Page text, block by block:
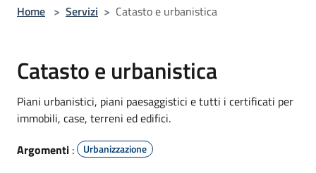
Home > Servizi > Catasto e urbanistica
Catasto e urbanistica
Piani urbanistici, piani paesaggistici e tutti i certificati per
immobili, case, terreni ed edifici.
Argomenti : Urbanizzazione